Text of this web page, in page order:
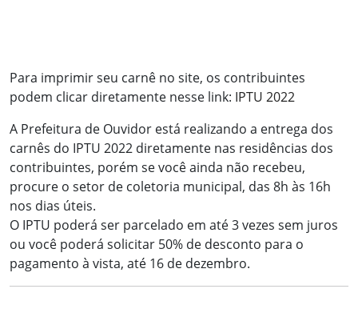
Para imprimir seu carnê no site, os contribuintes
podem clicar diretamente nesse link: IPTU 2022
A Prefeitura de Ouvidor está realizando a entrega dos
carnês do IPTU 2022 diretamente nas residências dos
contribuintes, porém se você ainda não recebeu,
procure o setor de coletoria municipal, das 8h às 16h
nos dias úteis.
O IPTU poderá ser parcelado em até 3 vezes sem juros
ou você poderá solicitar 50% de desconto para o
pagamento à vista, até 16 de dezembro.